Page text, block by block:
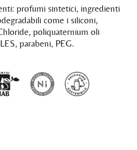
profumi sintetici, ingredienti
come i siliconi,
poliquaternium oli
parabeni, PEG.